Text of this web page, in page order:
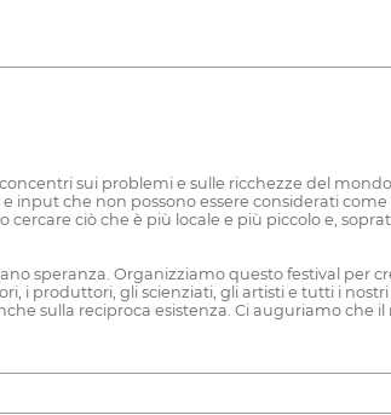
sui problemi e sulle ricchezze del
input che non possono essere considerati
ciò che è più locale e più piccolo e,
speranza. Organizziamo questo festival per
i produttori, gli scienziati, gli artisti e tutti i
sulla reciproca esistenza. Ci auguriamo che il